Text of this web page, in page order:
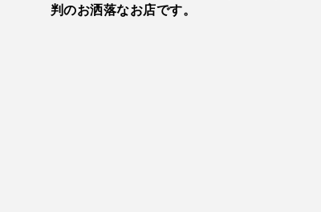
判のお洒落なお店です。